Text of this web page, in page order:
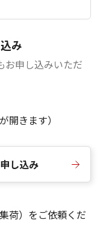
み
お申し込みいただ
開きます）
し込み
荷）をご依頼くだ